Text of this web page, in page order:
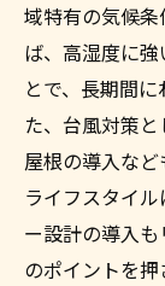
浦添
ア
地域密着
ードアッ
地域
浦添
地域
域特有の気候
ば、高湿度に
とで、長期間
た、台風対策
屋根の導入な
ライフスタイ
ー設計の導入
のポイントを